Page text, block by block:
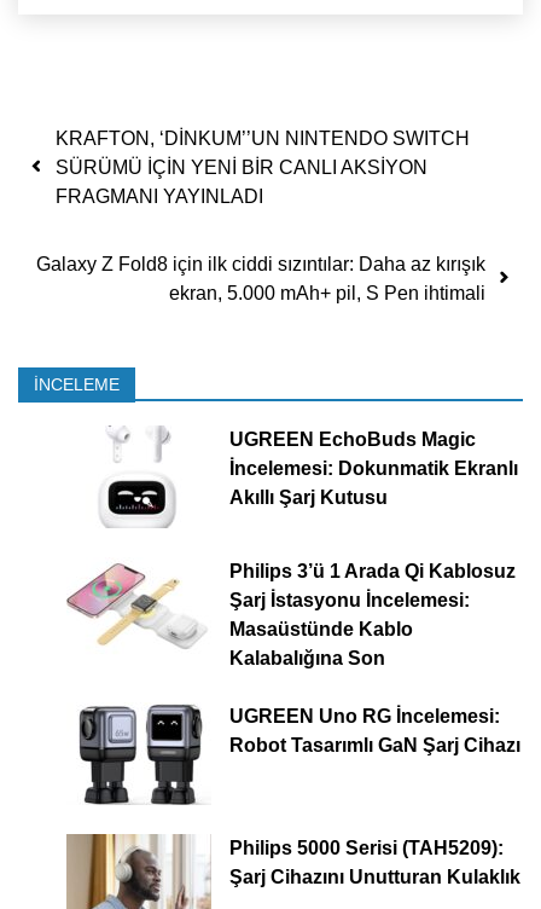
Yazı dolaşımı
KRAFTON, ‘DİNKUM’’UN NINTENDO SWITCH
SÜRÜMÜ İÇİN YENİ BİR CANLI AKSİYON
FRAGMANI YAYINLADI
Galaxy Z Fold8 için ilk ciddi sızıntılar: Daha az kırışık
ekran, 5.000 mAh+ pil, S Pen ihtimali
İNCELEME
UGREEN EchoBuds Magic
İncelemesi: Dokunmatik Ekranlı
Akıllı Şarj Kutusu
Philips 3’ü 1 Arada Qi Kablosuz
Şarj İstasyonu İncelemesi:
Masaüstünde Kablo
Kalabalığına Son
UGREEN Uno RG İncelemesi:
Robot Tasarımlı GaN Şarj Cihazı
Philips 5000 Serisi (TAH5209):
Şarj Cihazını Unutturan Kulaklık